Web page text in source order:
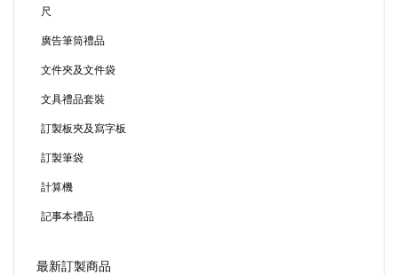
尺
廣告筆筒禮品
文件夾及文件袋
文具禮品套裝
訂製板夾及寫字板
訂製筆袋
計算機
記事本禮品
最新訂製商品